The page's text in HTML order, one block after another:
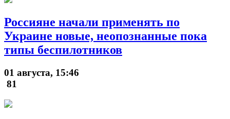
Россияне начали применять по
Украине новые, неопознанные пока
типы беспилотников
01 августа, 15:46
81